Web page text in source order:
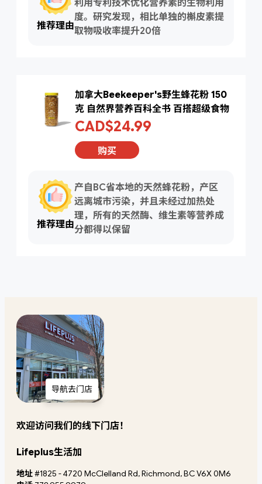
推荐理由
利用专利技术优化营养素的生物利用
度。研究发现，相比单独的槲皮素提
取物吸收率提升20倍
加拿大Beekeeper's野生蜂花粉 150
克 自然界营养百科全书 百搭超级食物
CAD$24.99
购买
推荐理由
产自BC省本地的天然蜂花粉，产区
远离城市污染，并且未经过加热处
理，所有的天然酶、维生素等营养成
分都得以保留
导航去门店
欢迎访问我们的线下门店！
Lifeplus生活加
地址#1825 - 4720 McClelland Rd, Richmond, BC V6X 0M6